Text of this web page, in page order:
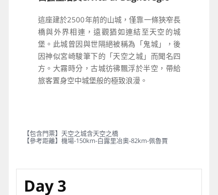
這座建於2500年前的山城，僅靠一條狹窄長
橋與外界相連，遠觀猶如連結至天空的城
堡。此城曾因與世隔絕被稱為「鬼城」，後
因神似宮崎駿筆下的「天空之城」而聞名四
方。大霧時分，古城彷彿飄浮於半空，帶給
旅客置身空中城堡般的極致浪漫。
【包含門票】天空之城含天空之橋
【參考距離】機場-150km-白露里冶奧-82km-佩魯賈
Day 3